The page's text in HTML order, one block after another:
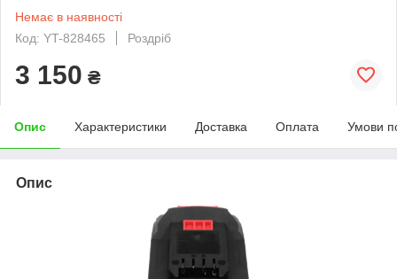
Немає в наявності
Код: YT-828465
Роздріб
3 150 ₴
Опис Характеристики Доставка Оплата Умови
Опис